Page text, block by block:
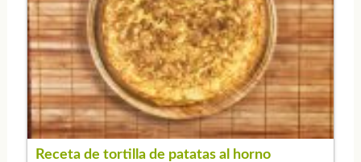
Receta de tortilla de patatas al horno